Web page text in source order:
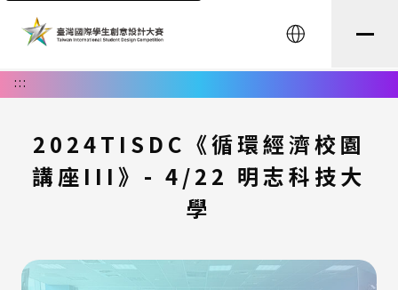
English
:::
2024TISDC《循環經濟校園
講座III》- 4/22 明志科技大
學